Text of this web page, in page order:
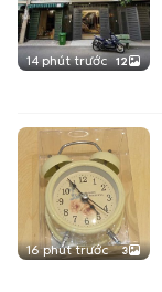
14 phút trước 12
16 phút trước 3